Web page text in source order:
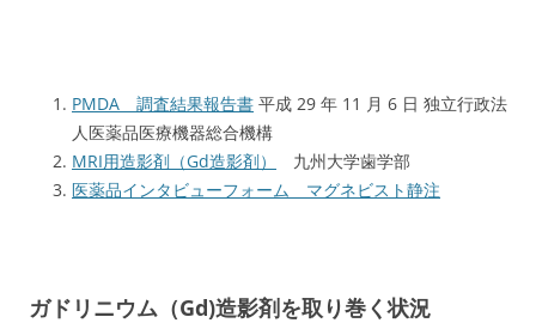
PMDA 調査結果報告書 平成 29 年 11 月 6 日 独立行政法
人医薬品医療機器総合機構
MRI用造影剤（Gd造影剤）
九州大学歯学部
医薬品インタビューフォーム マグネビスト静注
ガドリニウム（Gd)造影剤を取り巻く状況